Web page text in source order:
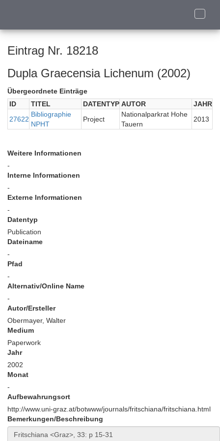
Toggle
Eintrag Nr. 18218
Dupla Graecensia Lichenum (2002)
Übergeordnete Einträge
ID
TITEL DATENTYP AUTOR
JAHR
27622
Bibliographie
NPHT
Project
Nationalparkrat Hohe
Tauern
2013
Weitere Informationen
-
Interne Informationen
-
Externe Informationen
-
Datentyp
Publication
Dateiname
-
Pfad
-
Alternativ/Online Name
-
Autor/Ersteller
Obermayer, Walter
Medium
Paperwork
Jahr
2002
Monat
-
Aufbewahrungsort
http://www.uni-graz.at/botwww/journals/fritschiana/fritschiana.html
Bemerkungen/Beschreibung